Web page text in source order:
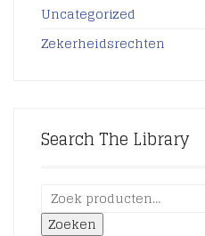
Uncategorized
Zekerheidsrechten
Search The Library
Zoeken